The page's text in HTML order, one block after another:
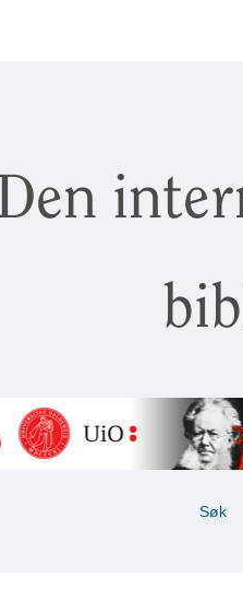
Søk